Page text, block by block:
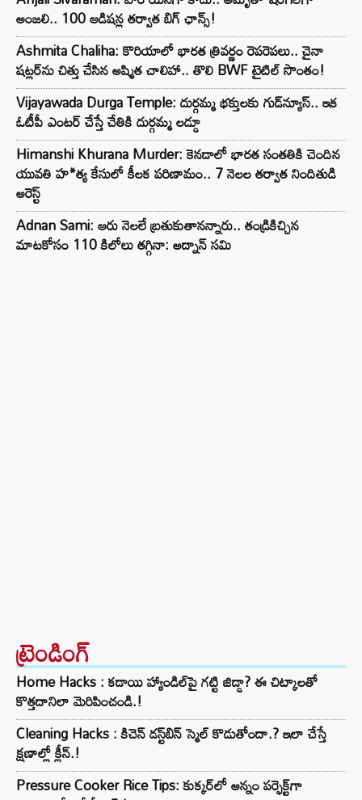
అంజలి.. 100 ఆడిషన్ల తర్వాత బిగ్ ఛాన్స్!
Ashmita Chaliha: కొరియాలో భారత త్రివర్ణం రెపరెపలు.. చైనా
షట్లర్‌ను చిత్తు చేసిన అష్మిత చాలిహా.. తొలి BWF టైటిల్ సొంతం!
Vijayawada Durga Temple: దుర్గమ్మ భక్తులకు గుడ్‌న్యూస్.. ఇక
ఓటీపీ ఎంటర్ చేస్తే చేతికి దుర్గమ్మ లడ్డూ
Himanshi Khurana Murder: కెనడాలో భారత సంతతికి చెందిన
యువతి హ*త్య కేసులో కీలక పరిణామం.. 7 నెలల తర్వాత నిందితుడి
అరెస్ట్
Adnan Sami: ఆరు నెలలే బ్రతుకుతానన్నారు.. తండ్రికిచ్చిన
మాటకోసం 110 కిలోలు తగ్గినా: అద్నాన్ సమి
ట్రెండింగ్‌
Home Hacks : కడాయి హ్యాండిల్‌పై గట్టి జిడ్డా? ఈ చిట్కాలతో
కొత్తదానిలా మెరిపించండి.!
Cleaning Hacks : కిచెన్ డస్ట్‌బిన్ స్మెల్ కొడుతోందా.? ఇలా చేస్తే
క్షణాల్లో క్లీన్.!
Pressure Cooker Rice Tips: కుక్కర్‌లో అన్నం పర్ఫెక్ట్‌గా